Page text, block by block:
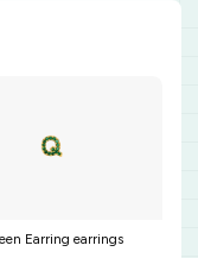
Earring earrings